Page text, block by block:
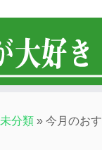
未分類 » 今月のお